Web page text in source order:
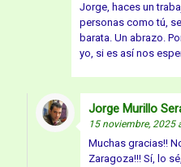
Jorge, haces un
personas como tú,
barata. Un abrazo.
yo, si es así nos
Jorge Murillo
15 noviembre, 2025
Muchas gracias!!
Zaragoza!!! Sí, lo